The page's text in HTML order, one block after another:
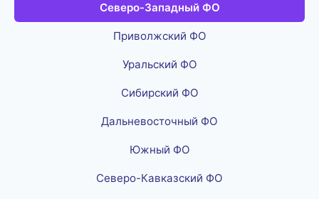
Северо-Западный ФО
Приволжский ФО
Уральский ФО
Сибирский ФО
Дальневосточный ФО
Южный ФО
Северо-Кавказский ФО